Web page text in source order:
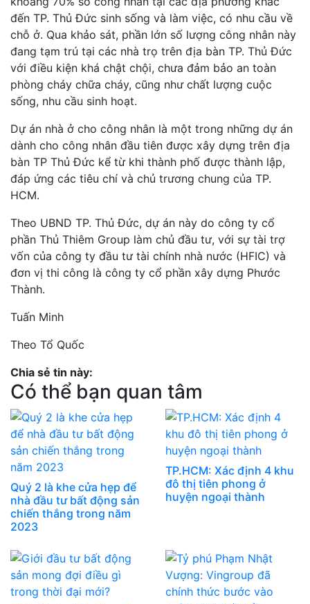
đến TP. Thủ Đức sinh sống và làm việc, có nhu cầu về
chỗ ở. Qua khảo sát, phần lớn số lượng công nhân này
đang tạm trú tại các nhà trọ trên địa bàn TP. Thủ Đức
với điều kiện khá chật chội, chưa đảm bảo an toàn
phòng cháy chữa cháy, cũng như chất lượng cuộc
sống, nhu cầu sinh hoạt.
Dự án nhà ở cho công nhân là một trong những dự án
dành cho công nhân đầu tiên được xây dựng trên địa
bàn TP Thủ Đức kể từ khi thành phố được thành lập,
đáp ứng các tiêu chí và chủ trương chung của TP.
HCM.
Theo UBND TP. Thủ Đức, dự án này do công ty cổ
phần Thủ Thiêm Group làm chủ đầu tư, với sự tài trợ
vốn của công ty đầu tư tài chính nhà nước (HFIC) và
đơn vị thi công là công ty cổ phần xây dựng Phước
Thành.
Tuấn Minh
Theo Tổ Quốc
Chia sẻ tin này:
Có thể bạn quan tâm
Quý 2 là khe cửa hẹp để
nhà đầu tư bất động sản
chiến thắng trong năm
2023
TP.HCM: Xác định 4 khu
đô thị tiên phong ở
huyện ngoại thành